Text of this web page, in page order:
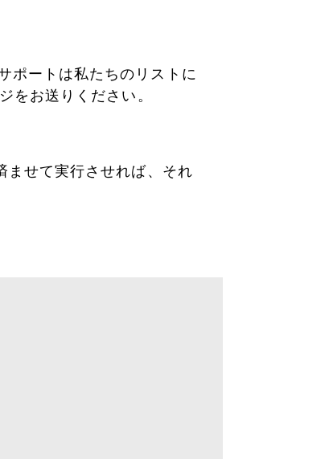
ポートは私たちのリストに
をお送りください。
ませて実行させれば、それ